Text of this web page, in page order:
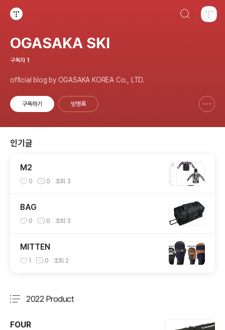
OGASAKA SKI
구독자 1
official blog by OGASAKA KOREA Co., LTD.
구독하기 방명록
인기글
M2
0 0 조회 3
BAG
0 0 조회 3
MITTEN
1 0 조회 2
2022 Product
FOUR